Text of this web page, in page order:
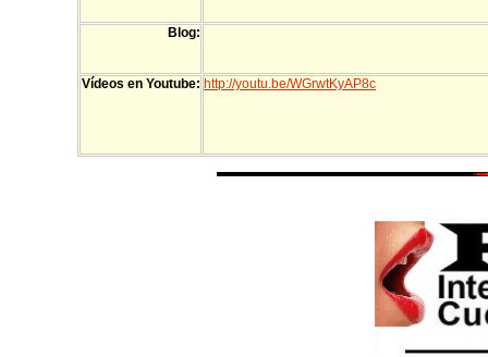
Blog:
Vídeos en Youtube: http://youtu.be/WGrwtKyAP8c